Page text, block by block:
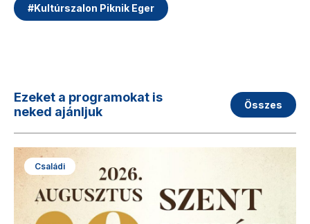
#Kultúrszalon Piknik Eger
Ezeket a programokat is
neked ajánljuk
Összes
Családi